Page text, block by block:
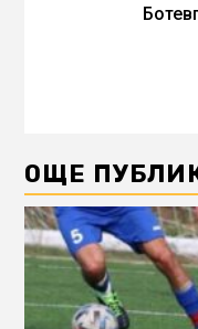
ОЩЕ